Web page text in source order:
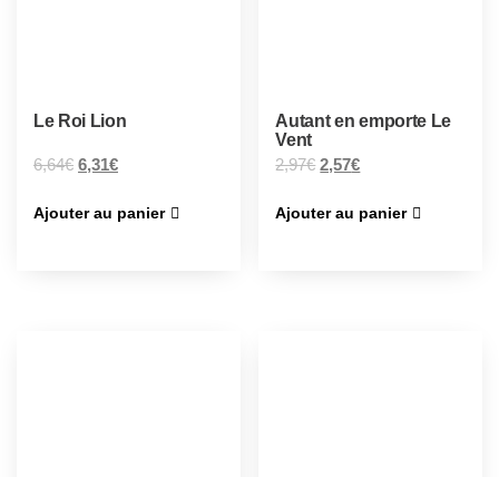
Le Roi Lion
6,64€ 6,31€
Ajouter au panier
Autant en emporte Le
Vent
2,97€ 2,57€
Ajouter au panier